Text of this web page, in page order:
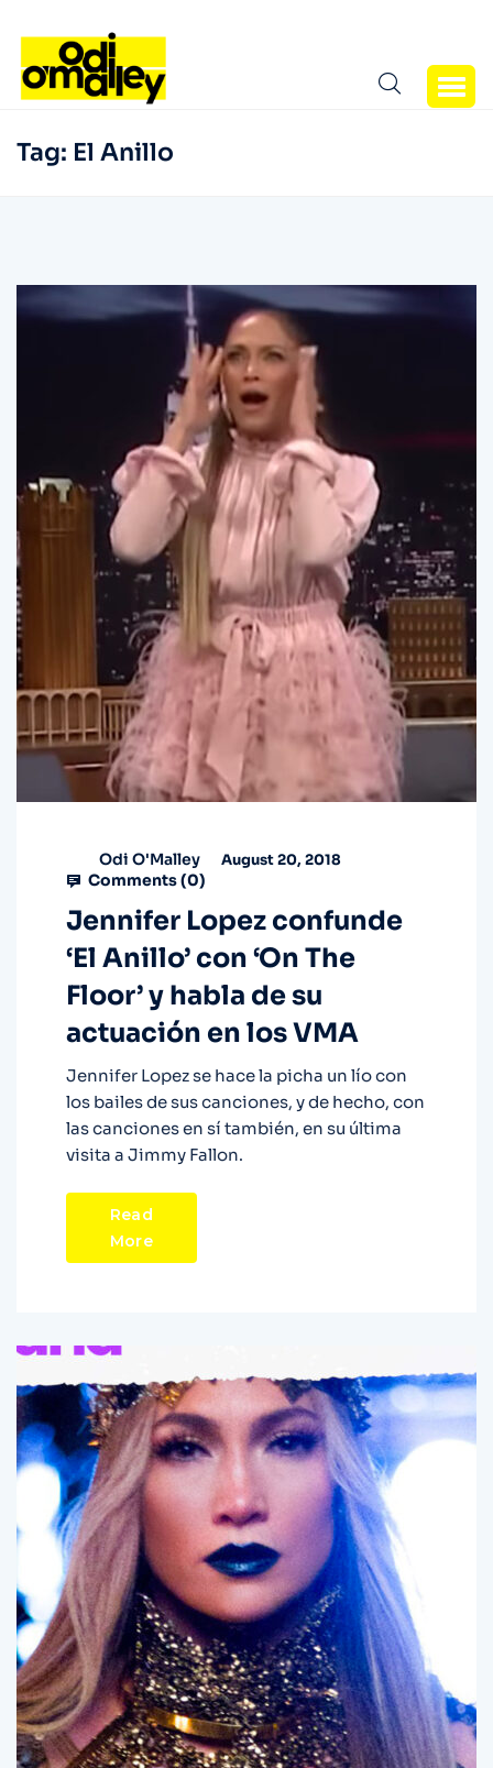
Tag: El Anillo
Odi O'Malley August 20, 2018
Comments (0)
Jennifer Lopez confunde
‘El Anillo’ con ‘On The
Floor’ y habla de su
actuación en los VMA
Jennifer Lopez se hace la picha un lío con
los bailes de sus canciones, y de hecho, con
las canciones en sí también, en su última
visita a Jimmy Fallon.
Read
More